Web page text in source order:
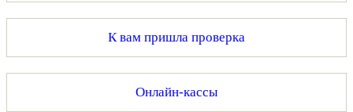
К вам пришла проверка
Онлайн-кассы